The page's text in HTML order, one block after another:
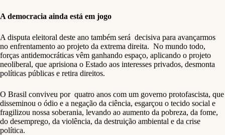
A democracia ainda está em jogo
A disputa eleitoral deste ano também será decisiva para avançarmos
no enfrentamento ao projeto da extrema direita. No mundo todo,
forças antidemocráticas vêm ganhando espaço, aplicando o projeto
neoliberal, que aprisiona o Estado aos interesses privados, desmonta
políticas públicas e retira direitos.
O Brasil conviveu por quatro anos com um governo protofascista, que
disseminou o ódio e a negação da ciência, esgarçou o tecido social e
fragilizou nossa soberania, levando ao aumento da pobreza, da fome,
do desemprego, da violência, da destruição ambiental e da crise
política.